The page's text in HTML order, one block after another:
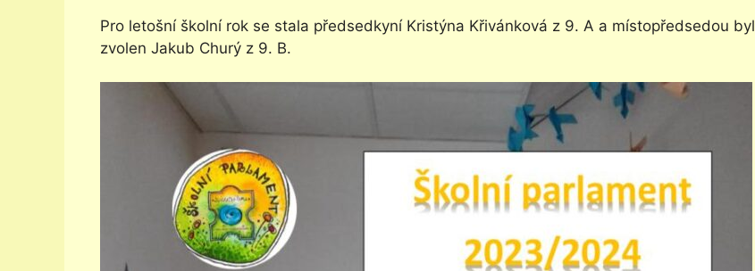
Pro letošní školní rok se stala předsedkyní Kristýna Křivánková z 9. A a místopředsedou byl
zvolen Jakub Churý z 9. B.